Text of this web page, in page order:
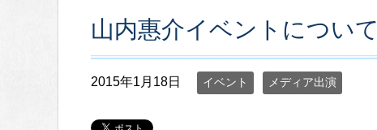
山内惠介イベントについて
2015年1月18日 イベント メディア出演